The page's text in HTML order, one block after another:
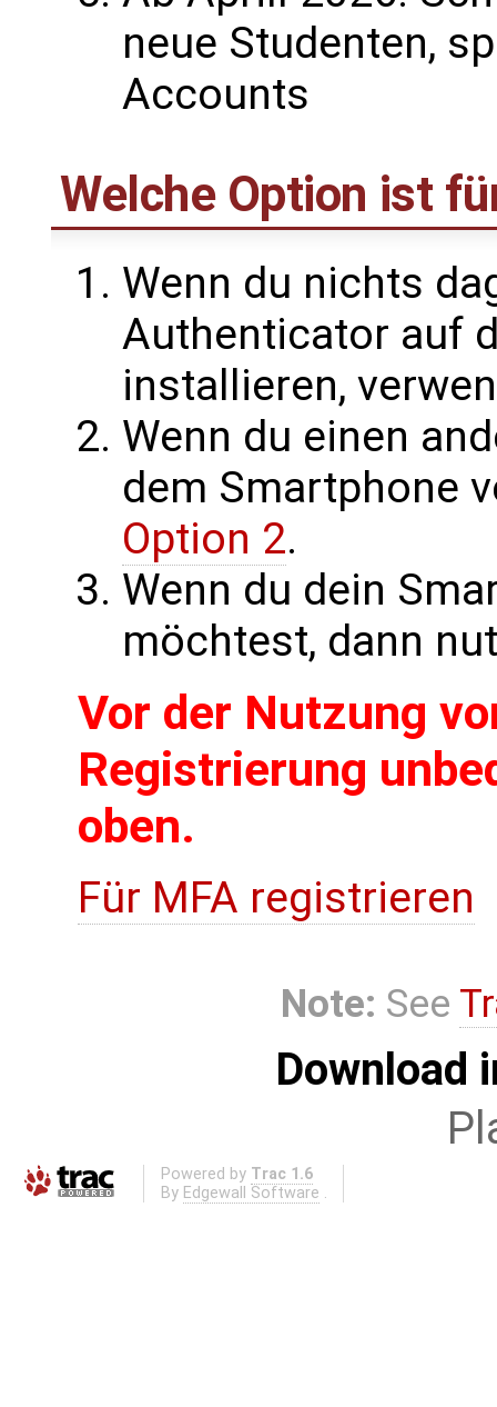
neue Studenten,
Accounts
Welche Option ist
Wenn du nichts
Authenticator auf
installieren,
Wenn du einen
dem Smartphone
Option 2.
Wenn du dein
möchtest, dann
Vor der Nutzung
Registrierung
oben.
Für MFA registrieren
Note: See
Download
Powered by Trac 1.6
By Edgewall Software .